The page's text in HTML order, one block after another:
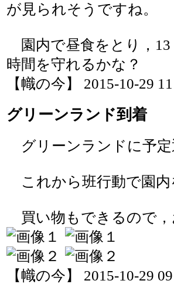
が見られそうですね。
園内で昼食をとり，13
時間を守れるかな？
【幟の今】 2015-10-29
グリーンランド到着
グリーンランドに予
これから班行動で園内
買い物もできるので
【幟の今】 2015-10-29